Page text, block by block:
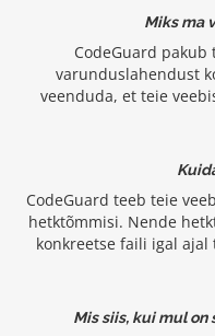
Miks ma
CodeGuard
varunduslahendust
veenduda, et teie
CodeGuard teeb teie
hetktõmmisi. Nende
konkreetse faili igal ajal
Mis siis, kui mul on